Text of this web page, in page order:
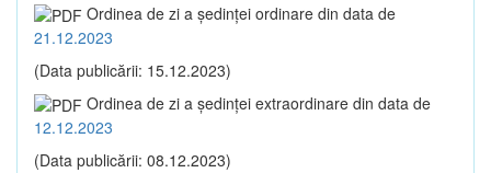
Ordinea de zi a şedinţei ordinare din data de
21.12.2023
(Data publicării: 15.12.2023)
Ordinea de zi a şedinţei extraordinare din data de
12.12.2023
(Data publicării: 08.12.2023)